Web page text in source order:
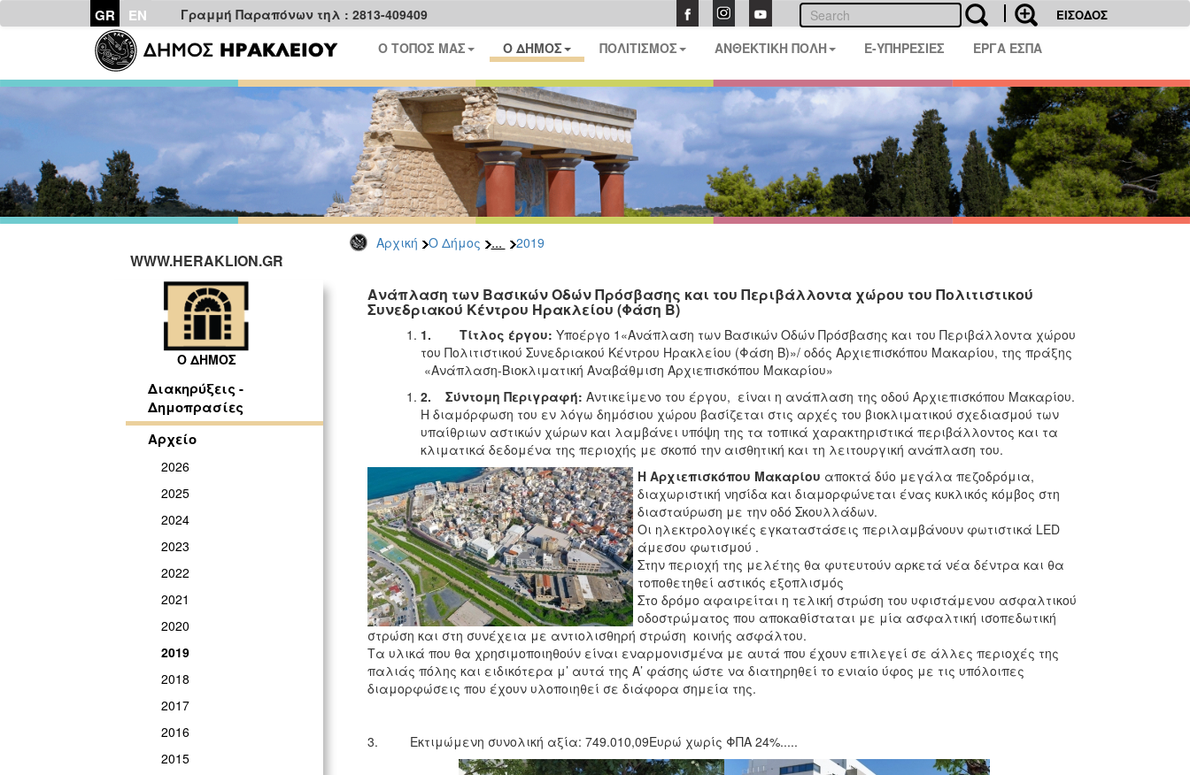
GR EN Γραμμή Παραπόνων τηλ : 2813-409409 ΕΙΣΟΔΟΣ
Ο ΤΟΠΟΣ ΜΑΣ Ο ΔΗΜΟΣ ΠΟΛΙΤΙΣΜΟΣ ΑΝΘΕΚΤΙΚΗ ΠΟΛΗ E-ΥΠΗΡΕΣΙΕΣ ΕΡΓΑ ΕΣΠΑ
Αρχική Ο Δήμος ... 2019
WWW.HERAKLION.GR
Ο ΔΗΜΟΣ
Διακηρύξεις -
Δημοπρασίες
Αρχείο
2026
2025
2024
2023
2022
2021
2020
2019
2018
2017
2016
2015
Ανάπλαση των Βασικών Οδών Πρόσβασης και του Περιβάλλοντα χώρου του Πολιτιστικού
Συνεδριακού Κέντρου Ηρακλείου (Φάση Β)
1. Τίτλος έργου: Υποέργο 1«Ανάπλαση των Βασικών Οδών Πρόσβασης και του Περιβάλλοντα χώρου
του Πολιτιστικού Συνεδριακού Κέντρου Ηρακλείου (Φάση Β)»/ οδός Αρχιεπισκόπου Μακαρίου, της πράξης
«Ανάπλαση-Βιοκλιματική Αναβάθμιση Αρχιεπισκόπου Μακαρίου»
2. Σύντομη Περιγραφή: Αντικείμενο του έργου, είναι η ανάπλαση της οδού Αρχιεπισκόπου Μακαρίου.
Η διαμόρφωση του εν λόγω δημόσιου χώρου βασίζεται στις αρχές του βιοκλιματικού σχεδιασμού των
υπαίθριων αστικών χώρων και λαμβάνει υπόψη της τα τοπικά χαρακτηριστικά περιβάλλοντος και τα
κλιματικά δεδομένα της περιοχής με σκοπό την αισθητική και τη λειτουργική ανάπλαση του.
Η Αρχιεπισκόπου Μακαρίου αποκτά δύο μεγάλα πεζοδρόμια,
διαχωριστική νησίδα και διαμορφώνεται ένας κυκλικός κόμβος στη
διασταύρωση με την οδό Σκουλλάδων.
Οι ηλεκτρολογικές εγκαταστάσεις περιλαμβάνουν φωτιστικά LED
άμεσου φωτισμού .
Στην περιοχή της μελέτης θα φυτευτούν αρκετά νέα δέντρα και θα
τοποθετηθεί αστικός εξοπλισμός
Στο δρόμο αφαιρείται η τελική στρώση του υφιστάμενου ασφαλτικού
οδοστρώματος που αποκαθίσταται με μία ασφαλτική ισοπεδωτική
στρώση και στη συνέχεια με αντιολισθηρή στρώση κοινής ασφάλτου.
Τα υλικά που θα χρησιμοποιηθούν είναι εναρμονισμένα με αυτά που έχουν επιλεγεί σε άλλες περιοχές της
παλιάς πόλης και ειδικότερα μ’ αυτά της Α’ φάσης ώστε να διατηρηθεί το ενιαίο ύφος με τις υπόλοιπες
διαμορφώσεις που έχουν υλοποιηθεί σε διάφορα σημεία της.
3. Εκτιμώμενη συνολική αξία: 749.010,09Ευρώ χωρίς ΦΠΑ 24%.....